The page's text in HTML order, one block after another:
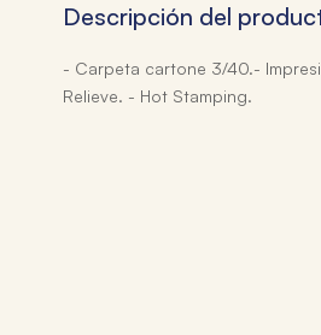
Descripción del
- Carpeta cartone 3/40.-
Relieve. - Hot Stamping.